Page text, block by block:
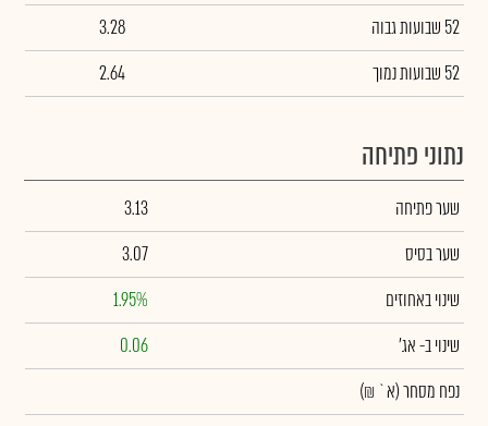
52 שבועות גבוה
3.28
52 שבועות נמוך
2.64
נתוני פתיחה
שער פתיחה
3.13
שער בסיס
3.07
שינוי באחוזים
1.95%
שינויב- אג'
0.06
נפח מסחר(א` ₪)